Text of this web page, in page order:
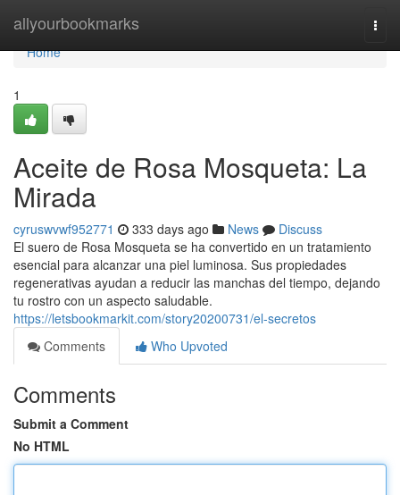
allyourbookmarks
Home
Home
1
Aceite de Rosa Mosqueta: La
Mirada
cyruswvwf952771 333 days ago News
Discuss
El suero de Rosa Mosqueta se ha convertido en un tratamiento
esencial para alcanzar una piel luminosa. Sus propiedades
regenerativas ayudan a reducir las manchas del tiempo, dejando
tu rostro con un aspecto saludable.
https://letsbookmarkit.com/story20200731/el-secretos
Comments
Who Upvoted
Comments
Submit a Comment
No HTML